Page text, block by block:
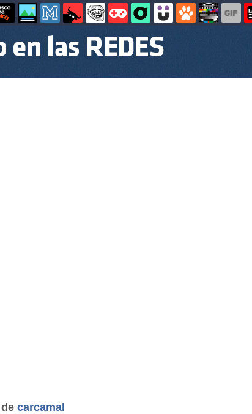
carcamal